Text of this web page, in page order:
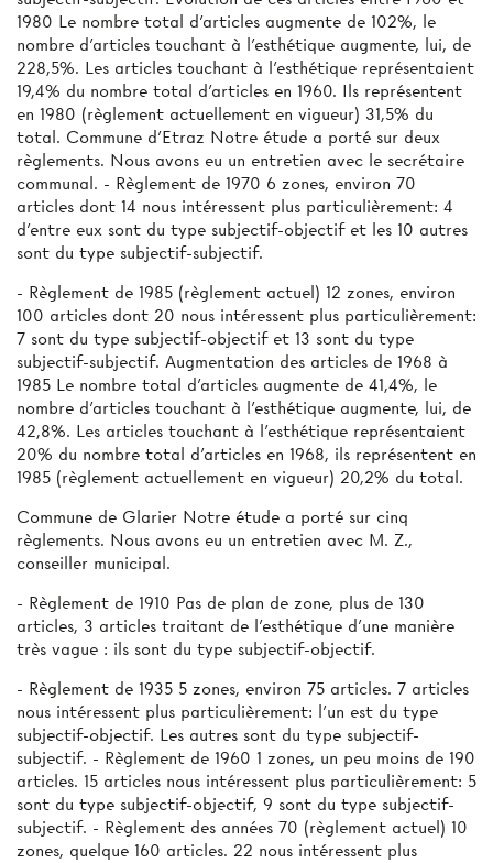
1980 Le nombre total d'articles augmente de 102%, le
nombre d'articles touchant à l'esthétique augmente, lui, de
228,5%. Les articles touchant à l'esthétique représentaient
19,4% du nombre total d'articles en 1960. Ils représentent
en 1980 (règlement actuellement en vigueur) 31,5% du
total. Commune d’Etraz Notre étude a porté sur deux
règlements. Nous avons eu un entretien avec le secrétaire
communal. - Règlement de 1970 6 zones, environ 70
articles dont 14 nous intéressent plus particulièrement: 4
d'entre eux sont du type subjectif-objectif et les 10 autres
sont du type subjectif-subjectif.
- Règlement de 1985 (règlement actuel) 12 zones, environ
100 articles dont 20 nous intéressent plus particulièrement:
7 sont du type subjectif-objectif et 13 sont du type
subjectif-subjectif. Augmentation des articles de 1968 à
1985 Le nombre total d’articles augmente de 41,4%, le
nombre d'articles touchant à l'esthétique augmente, lui, de
42,8%. Les articles touchant à l'esthétique représentaient
20% du nombre total d'articles en 1968, ils représentent en
1985 (règlement actuellement en vigueur) 20,2% du total.
Commune de Glarier Notre étude a porté sur cinq
règlements. Nous avons eu un entretien avec M. Z.,
conseiller municipal.
- Règlement de 1910 Pas de plan de zone, plus de 130
articles, 3 articles traitant de l'esthétique d’une manière
très vague : ils sont du type subjectif-objectif.
- Règlement de 1935 5 zones, environ 75 articles. 7 articles
nous intéressent plus particulièrement: l’un est du type
subjectif-objectif. Les autres sont du type subjectif-
subjectif. - Règlement de 1960 1 zones, un peu moins de 190
articles. 15 articles nous intéressent plus particulièrement: 5
sont du type subjectif-objectif, 9 sont du type subjectif-
subjectif. - Règlement des années 70 (règlement actuel) 10
zones, quelque 160 articles. 22 nous intéressent plus